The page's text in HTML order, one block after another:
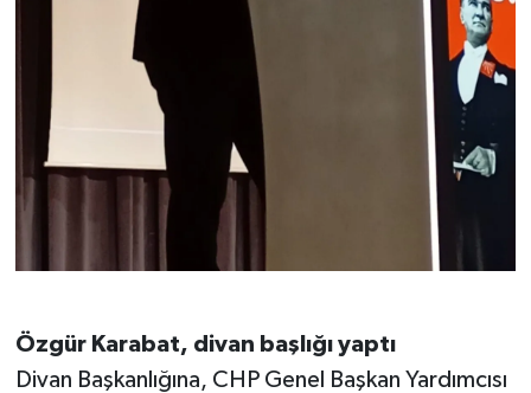
Özgür Karabat, divan başlığı yaptı
Divan Başkanlığına, CHP Genel Başkan Yardımcısı